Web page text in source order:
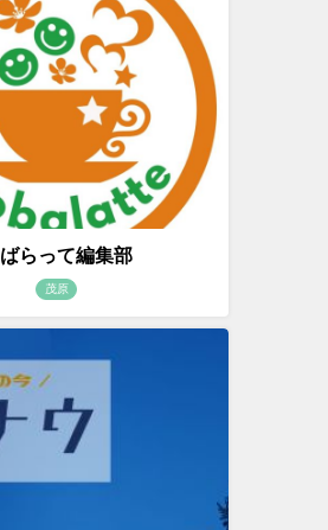
らって編集部
茂原